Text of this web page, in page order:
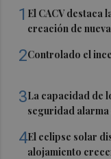
1 El CACV destaca
creación de
2Controlado el
3La capacidad de
seguridad
4El eclipse solar
alojamiento